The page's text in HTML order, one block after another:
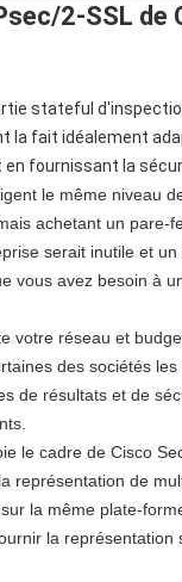
2-SSL de
stateful
la fait idéalement
fournissant la
le même niveau
achetant un pare-
serait inutile et
vous avez besoin à
votre réseau et
des sociétés
de résultats et de
le cadre de Cisco
représentation de
la même plate-
la représentation